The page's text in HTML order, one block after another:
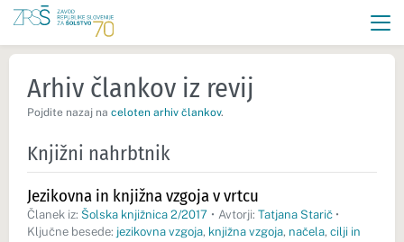
Arhiv člankov iz revij
Pojdite nazaj na celoten arhiv člankov.
Knjižni nahrbtnik
Jezikovna in knjižna vzgoja v vrtcu
Članek iz: Šolska knjižnica 2/2017 • Avtorji: Tatjana Starič •
Ključne besede: jezikovna vzgoja, knjižna vzgoja, načela, cilji in